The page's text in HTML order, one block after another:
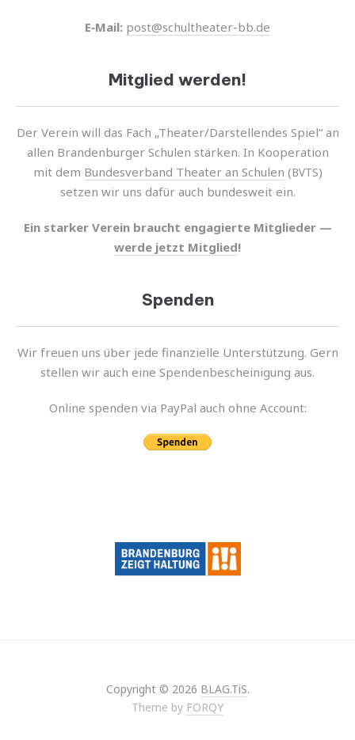
E‑Mail: post@schultheater-bb.de
Mitglied werden!
Der Verein will das Fach „Theater/Darstellendes Spiel“ an
allen Brandenburger Schulen stär­ken. In Kooperation
mit dem Bundesverband Theater an Schulen (BVTS)
setzen wir uns dafür auch bundes­weit ein.
Ein star­ker Verein braucht enga­gierte Mitglieder —
werde jetzt Mitglied!
Spenden
Wir freuen uns über jede finan­zi­elle Unterstützung. Gern
stel­len wir auch eine Spendenbescheinigung aus.
Online spen­den via PayPal auch ohne Account:
Copyright © 2026 BLAG.TiS.
Theme by FORQY